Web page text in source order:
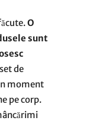
O
sunt
de
moment
pe corp.